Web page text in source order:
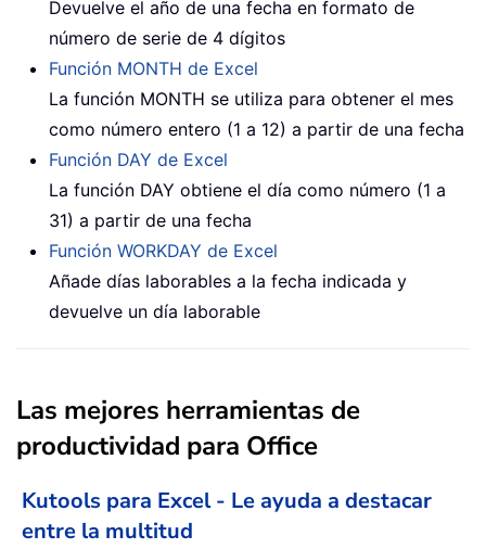
Devuelve el año de una fecha en formato de
número de serie de 4 dígitos
Función MONTH de Excel
La función MONTH se utiliza para obtener el mes
como número entero (1 a 12) a partir de una fecha
Función DAY de Excel
La función DAY obtiene el día como número (1 a
31) a partir de una fecha
Función WORKDAY de Excel
Añade días laborables a la fecha indicada y
devuelve un día laborable
Las mejores herramientas de
productividad para Office
Kutools para Excel - Le ayuda a destacar
entre la multitud